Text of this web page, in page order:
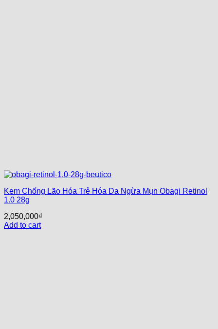
Kem Chống Lão Hóa Trẻ Hóa Da Ngừa Mụn Obagi Retinol
1.0 28g
2,050,000₫
Add to cart